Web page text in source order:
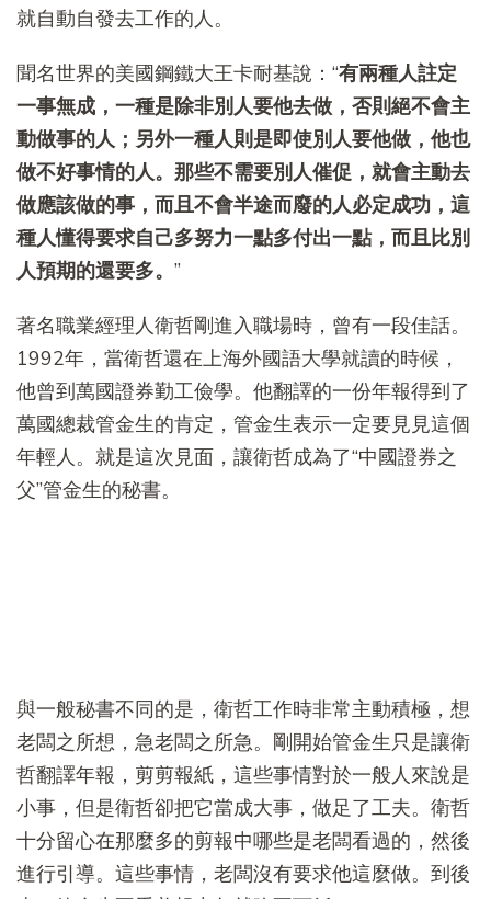
就自動自發去工作的人。
聞名世界的美國鋼鐵大王卡耐基說：“有兩種人註定
一事無成，一種是除非別人要他去做，否則絕不會主
動做事的人；另外一種人則是即使別人要他做，他也
做不好事情的人。那些不需要別人催促，就會主動去
做應該做的事，而且不會半途而廢的人必定成功，這
種人懂得要求自己多努力一點多付出一點，而且比別
人預期的還要多。 ”
著名職業經理人衛哲剛進入職場時，曾有一段佳話。
1992年，當衛哲還在上海外國語大學就讀的時候，
他曾到萬國證券勤工儉學。他翻譯的一份年報得到了
萬國總裁管金生的肯定，管金生表示一定要見見這個
年輕人。就是這次見面，讓衛哲成為了“中國證券之
父”管金生的秘書。
與一般秘書不同的是，衛哲工作時非常主動積極，想
老闆之所想，急老闆之所急。剛開始管金生只是讓衛
哲翻譯年報，剪剪報紙，這些事情對於一般人來說是
小事，但是衛哲卻把它當成大事，做足了工夫。衛哲
十分留心在那麼多的剪報中哪些是老闆看過的，然後
進行引導。這些事情，老闆沒有要求他這麼做。到後